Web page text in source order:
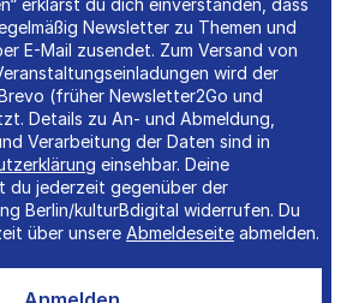
erklärst du dich einverstanden, dass
Newsletter zu Themen und
E-Mail zusendet. Zum Versand von
wird der
(früher Newsletter2Go und
Details zu An- und Abmeldung,
Verarbeitung der Daten sind in
einsehbar. Deine
du jederzeit gegenüber der
Berlin/kulturBdigital widerrufen. Du
über unsere Abmeldeseite abmelden.